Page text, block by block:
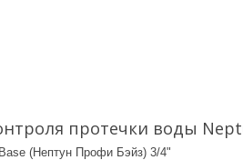
протечки воды
(Нептун Профи Бэйз) 3/4"